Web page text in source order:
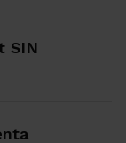
SIN